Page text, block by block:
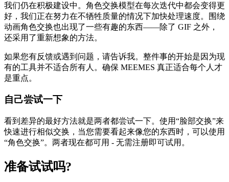
我们仍在积极建设中。角色交换模型在每次迭代中都会变得更
好，我们正在努力在不牺牲质量的情况下加快处理速度。围绕
动画角色交换也出现了一些有趣的东西——除了 GIF 之外，
还采用了重新想象的方法。
如果您有反馈或遇到问题，请告诉我。整件事的开始是因为现
有的工具并不适合所有人。确保 MEEMES 真正适合每个人才
是重点。
自己尝试一下
看到差异的最好方法就是两者都尝试一下。使用“脸部交换”来
快速进行相似交换，当您需要看起来像您的东西时，可以使用
“角色交换”。两者现在都可用 - 无需注册即可试用。
准备试试吗?